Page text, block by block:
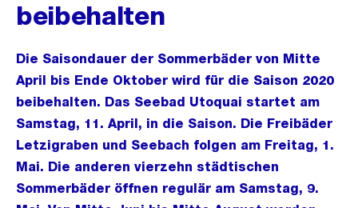
beibehalten
Die Saisondauer der Sommerbäder von Mitte
April bis Ende Oktober wird für die Saison 2020
beibehalten. Das Seebad Utoquai startet am
Samstag, 11. April, in die Saison. Die Freibäder
Letzigraben und Seebach folgen am Freitag, 1.
Mai. Die anderen vierzehn städtischen
Sommerbäder öffnen regulär am Samstag, 9.